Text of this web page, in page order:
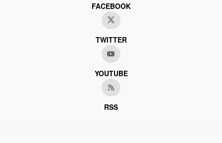
FACEBOOK
TWITTER
YOUTUBE
RSS